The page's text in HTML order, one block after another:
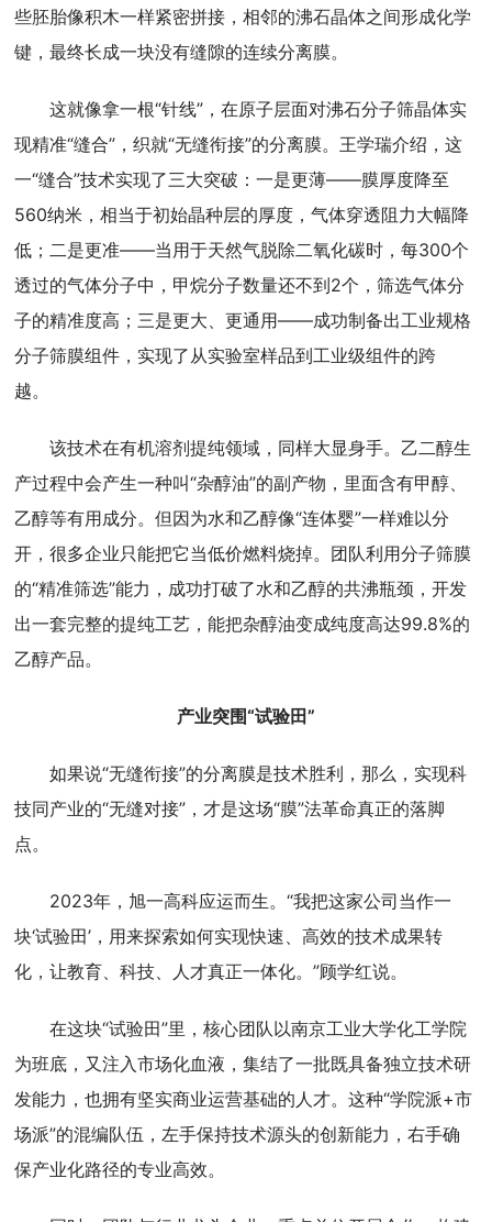
些胚胎像积木一样紧密拼接，相邻的沸石晶体之间形成化学
键，最终长成一块没有缝隙的连续分离膜。
这就像拿一根“针线”，在原子层面对沸石分子筛晶体实
现精准“缝合”，织就“无缝衔接”的分离膜。王学瑞介绍，这
一“缝合”技术实现了三大突破：一是更薄——膜厚度降至
560纳米，相当于初始晶种层的厚度，气体穿透阻力大幅降
低；二是更准——当用于天然气脱除二氧化碳时，每300个
透过的气体分子中，甲烷分子数量还不到2个，筛选气体分
子的精准度高；三是更大、更通用——成功制备出工业规格
分子筛膜组件，实现了从实验室样品到工业级组件的跨
越。
该技术在有机溶剂提纯领域，同样大显身手。乙二醇生
产过程中会产生一种叫“杂醇油”的副产物，里面含有甲醇、
乙醇等有用成分。但因为水和乙醇像“连体婴”一样难以分
开，很多企业只能把它当低价燃料烧掉。团队利用分子筛膜
的“精准筛选”能力，成功打破了水和乙醇的共沸瓶颈，开发
出一套完整的提纯工艺，能把杂醇油变成纯度高达99.8%的
乙醇产品。
产业突围“试验田”
如果说“无缝衔接”的分离膜是技术胜利，那么，实现科
技同产业的“无缝对接”，才是这场“膜”法革命真正的落脚
点。
2023年，旭一高科应运而生。“我把这家公司当作一
块‘试验田’，用来探索如何实现快速、高效的技术成果转
化，让教育、科技、人才真正一体化。”顾学红说。
在这块“试验田”里，核心团队以南京工业大学化工学院
为班底，又注入市场化血液，集结了一批既具备独立技术研
发能力，也拥有坚实商业运营基础的人才。这种“学院派+市
场派”的混编队伍，左手保持技术源头的创新能力，右手确
保产业化路径的专业高效。